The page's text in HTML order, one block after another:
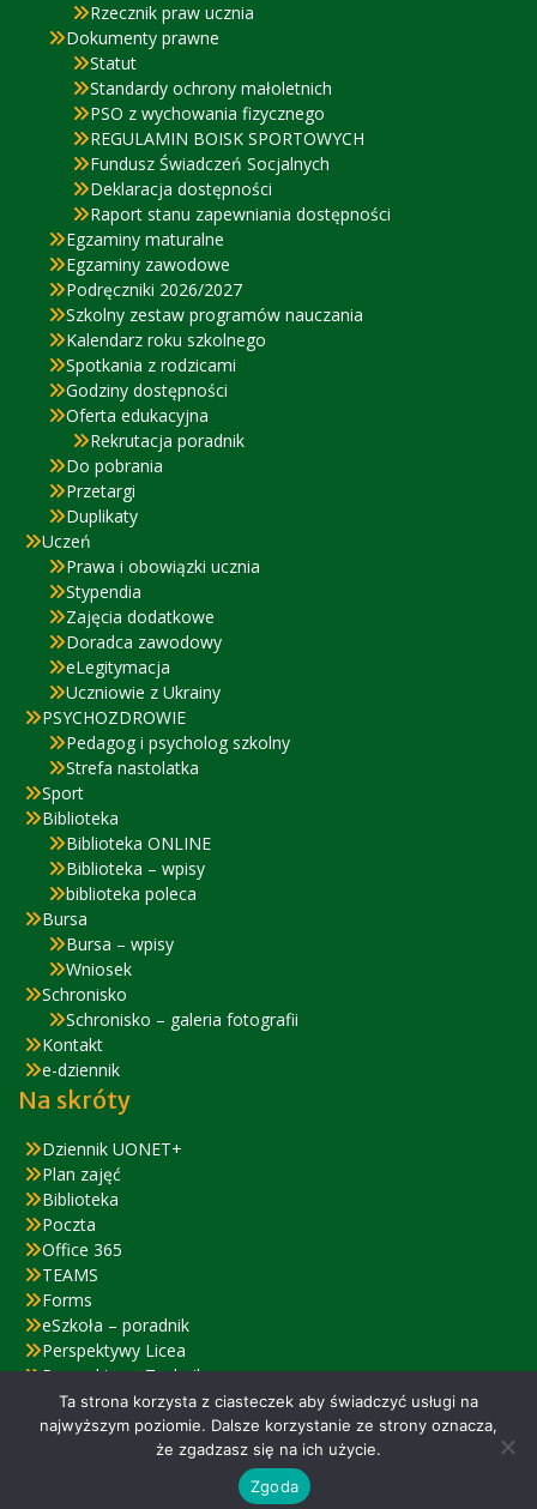
Rzecznik praw ucznia
Dokumenty prawne
Statut
Standardy ochrony małoletnich
PSO z wychowania fizycznego
REGULAMIN BOISK SPORTOWYCH
Fundusz Świadczeń Socjalnych
Deklaracja dostępności
Raport stanu zapewniania dostępności
Egzaminy maturalne
Egzaminy zawodowe
Podręczniki 2026/2027
Szkolny zestaw programów nauczania
Kalendarz roku szkolnego
Spotkania z rodzicami
Godziny dostępności
Oferta edukacyjna
Rekrutacja poradnik
Do pobrania
Przetargi
Duplikaty
Uczeń
Prawa i obowiązki ucznia
Stypendia
Zajęcia dodatkowe
Doradca zawodowy
eLegitymacja
Uczniowie z Ukrainy
PSYCHOZDROWIE
Pedagog i psycholog szkolny
Strefa nastolatka
Sport
Biblioteka
Biblioteka ONLINE
Biblioteka – wpisy
biblioteka poleca
Bursa
Bursa – wpisy
Wniosek
Schronisko
Schronisko – galeria fotografii
Kontakt
e-dziennik
Na skróty
Dziennik UONET+
Plan zajęć
Biblioteka
Poczta
Office 365
TEAMS
Forms
eSzkoła – poradnik
Perspektywy Licea
Perspektywy Technika
Zjazd Absolwentów – relacja
© 2022 ZSiPO w Nysie
Ta strona korzysta z ciasteczek aby świadczyć usługi na
najwyższym poziomie. Dalsze korzystanie ze strony oznacza,
że zgadzasz się na ich użycie.
Zgoda